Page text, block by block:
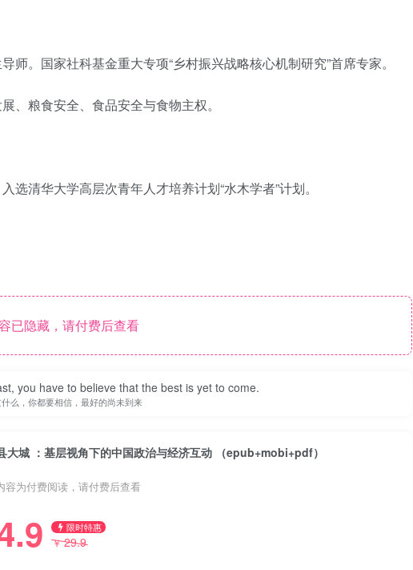
。国家社科基金重大专项“乡村振兴战略核心机制研究”首席专家。
、粮食安全、食品安全与食物主权。
清华大学高层次青年人才培养计划“水木学者”计划。
已隐藏，请付费后查看
you have to believe that the best is yet to come.
么，你都要相信，最好的尚未到来
大城 ：基层视角下的中国政治与经济互动 （epub+mobi+pdf）
容为付费阅读，请付费后查看
限时特惠
￥29.9